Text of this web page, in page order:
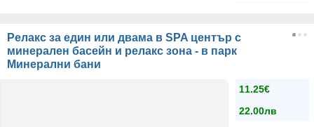
Релакс за един или двама в SPA център с
минерален басейн и релакс зона - в парк
Минерални бани
11.25€
22.00лв